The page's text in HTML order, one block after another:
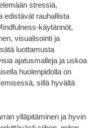
stressiä,
edistävät rauhallista
käytännöt,
visualisointi ja
luottamusta
ajatusmalleja ja uskoa
huolenpidolla on
sillä hyvältä
ylläpitäminen ja hyvin